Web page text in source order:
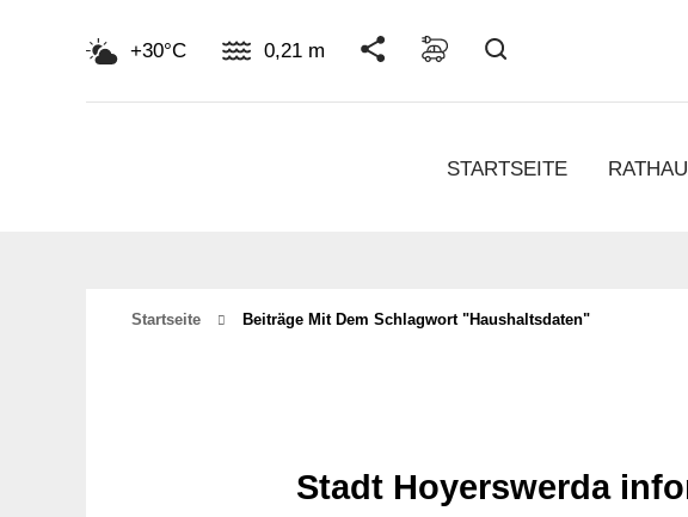
+30°C 0,21 m
STARTSEITE
Startseite Beiträge Mit Dem Schlagwort "haushaltsdaten"
Stadt Hoyerswerda